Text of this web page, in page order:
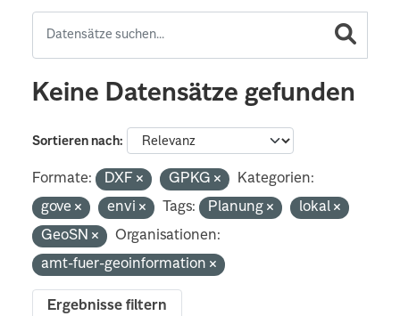
Keine Datensätze gefunden
Sortieren nach
Formate: DXF GPKG
Kategorien:
gove
envi Tags: Planung
lokal
GeoSN
Organisationen:
amt-fuer-geoinformation
Ergebnisse filtern